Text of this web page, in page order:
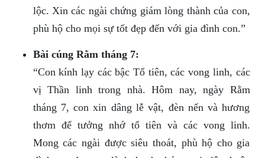
lộc. Xin các ngài chứng giám lòng thành của con,
phù hộ cho mọi sự tốt đẹp đến với gia đình con.”
Bài cúng Rằm tháng 7:
“Con kính lạy các bậc Tổ tiên, các vong linh, các
vị Thần linh trong nhà. Hôm nay, ngày Rằm
tháng 7, con xin dâng lễ vật, đèn nến và hương
thơm để tưởng nhớ tổ tiên và các vong linh.
Mong các ngài được siêu thoát, phù hộ cho gia